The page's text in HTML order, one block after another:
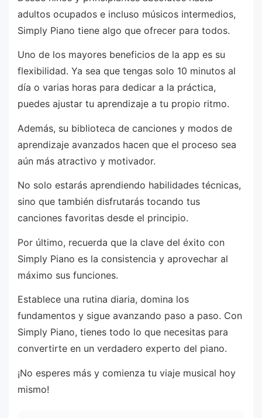
adultos ocupados e incluso músicos intermedios,
Simply Piano tiene algo que ofrecer para todos.
Uno de los mayores beneficios de la app es su
flexibilidad. Ya sea que tengas solo 10 minutos al
día o varias horas para dedicar a la práctica,
puedes ajustar tu aprendizaje a tu propio ritmo.
Además, su biblioteca de canciones y modos de
aprendizaje avanzados hacen que el proceso sea
aún más atractivo y motivador.
No solo estarás aprendiendo habilidades técnicas,
sino que también disfrutarás tocando tus
canciones favoritas desde el principio.
Por último, recuerda que la clave del éxito con
Simply Piano es la consistencia y aprovechar al
máximo sus funciones.
Establece una rutina diaria, domina los
fundamentos y sigue avanzando paso a paso. Con
Simply Piano, tienes todo lo que necesitas para
convertirte en un verdadero experto del piano.
¡No esperes más y comienza tu viaje musical hoy
mismo!